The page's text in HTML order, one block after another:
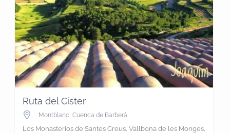
Ruta del Cister
Montblanc Cuenca de Barberá
Los Monasterios de Santes Creus, Vallbona de les Monges,